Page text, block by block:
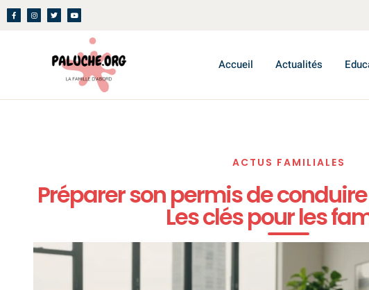
Accueil Actualités
ACTUS FAMILIALES
Préparer son permis de
Les clés pour les